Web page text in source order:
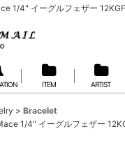
1/4" イーグルフェザー
ITEM ARTIST
> Bracelet
1/4" イーグルフェザー